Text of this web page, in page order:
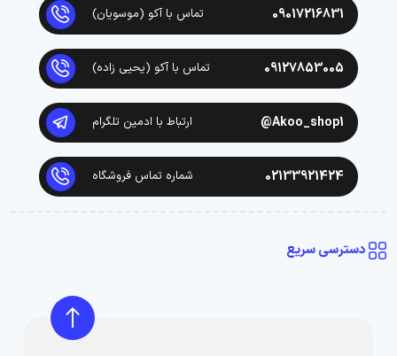
09017216831 تماس با آکو (موسویان)
09127853005 تماس با آکو (یحیی زاده)
Akoo_shop1@ ارتباط با ادمین تلگرام
02133921424 شماره تماس فروشگاه
دسترسی سریع